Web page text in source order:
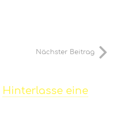
Nächster Beitrag
Hinterlasse eine